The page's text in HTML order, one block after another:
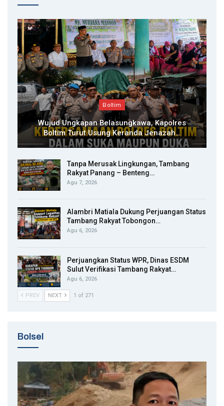
Boltim
Wujud Ungkapan Belasungkawa, Kapolres
Boltim Turut Usung Keranda Jenazah…
Tanpa Merusak Lingkungan, Tambang
Rakyat Panang – Benteng…
Agu 7, 2026
Alambri Matiala Dukung Perjuangan Status
Tambang Rakyat Tobongon…
Agu 6, 2026
Perjuangkan Status WPR, Dinas ESDM
Sulut Verifikasi Tambang Rakyat…
Agu 6, 2026
PREV NEXT 1 of 271
Bolsel